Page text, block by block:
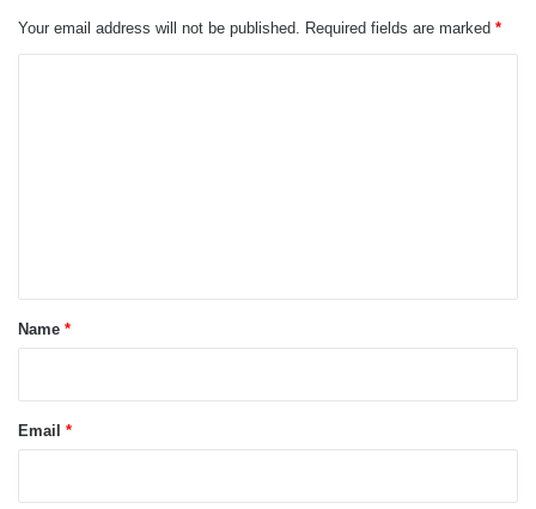
Your email address will not be published. Required fields are marked *
*Name *
Email *